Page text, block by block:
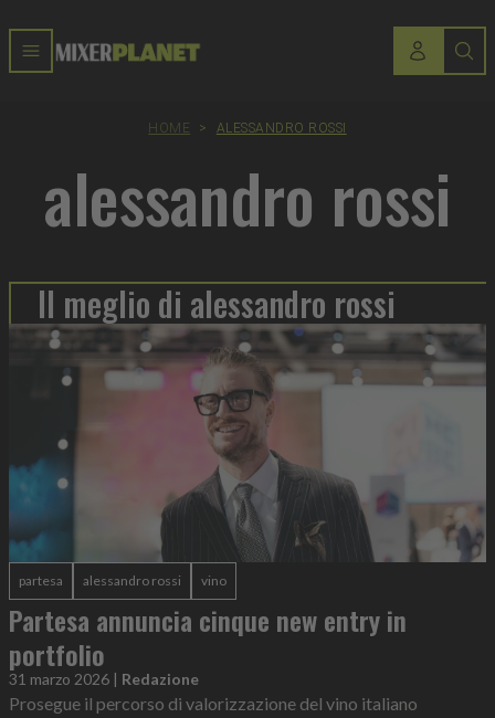
HOME > ALESSANDRO ROSSI
alessandro rossi
Il meglio di alessandro rossi
partesa alessandro rossi vino
Partesa annuncia cinque new entry in
portfolio
31 marzo 2026 | Redazione
Prosegue il percorso di valorizzazione del vino italiano